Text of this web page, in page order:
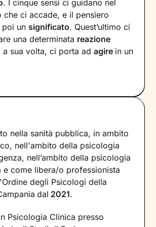
. I cinque sensi ci guidano nel
che ci accade, e il pensiero
poi un significato. Quest’ultimo ci
una determinata reazione
a sua volta, ci porta adagire in un
tempo possono crearsi circoli
viziosi, che ci allontanano dal
persona che vorremmo
su pensieri e
in modo da innescare un
positivo.
andremo prima di tutto a
siano gli elementi che
degli eventi della
volta acquisita questa
nella sanità pubblica, in ambito
nell'ambito della psicologia
nell’ambito della psicologia
e come libera/o professionista
degli Psicologi della
dal 2021.
Psicologia Clinica presso